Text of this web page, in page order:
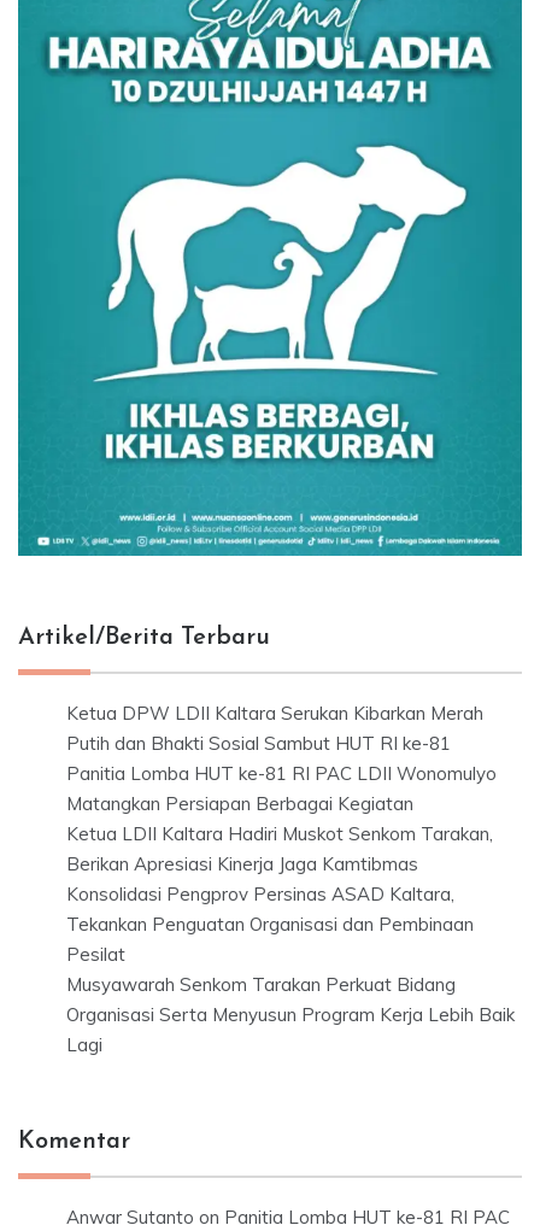
Artikel/Berita Terbaru
Ketua DPW LDII Kaltara Serukan Kibarkan Merah
Putih dan Bhakti Sosial Sambut HUT RI ke-81
Panitia Lomba HUT ke-81 RI PAC LDII Wonomulyo
Matangkan Persiapan Berbagai Kegiatan
Ketua LDII Kaltara Hadiri Muskot Senkom Tarakan,
Berikan Apresiasi Kinerja Jaga Kamtibmas
Konsolidasi Pengprov Persinas ASAD Kaltara,
Tekankan Penguatan Organisasi dan Pembinaan
Pesilat
Musyawarah Senkom Tarakan Perkuat Bidang
Organisasi Serta Menyusun Program Kerja Lebih Baik
Lagi
Komentar
Anwar Sutanto on Panitia Lomba HUT ke-81 RI PAC